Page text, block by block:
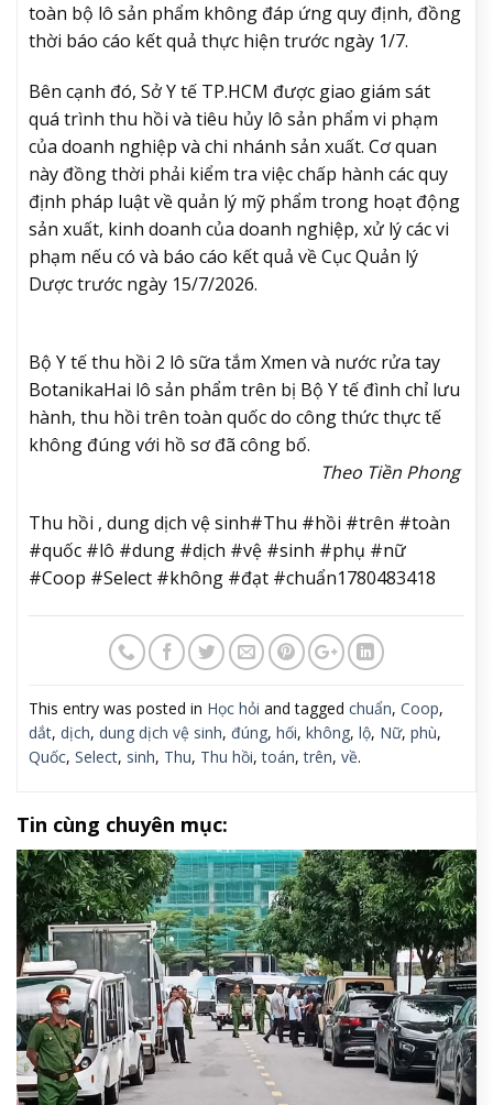
toàn bộ lô sản phẩm không đáp ứng quy định, đồng
thời báo cáo kết quả thực hiện trước ngày 1/7.
Bên cạnh đó, Sở Y tế TP.HCM được giao giám sát
quá trình thu hồi và tiêu hủy lô sản phẩm vi phạm
của doanh nghiệp và chi nhánh sản xuất. Cơ quan
này đồng thời phải kiểm tra việc chấp hành các quy
định pháp luật về quản lý mỹ phẩm trong hoạt động
sản xuất, kinh doanh của doanh nghiệp, xử lý các vi
phạm nếu có và báo cáo kết quả về Cục Quản lý
Dược trước ngày 15/7/2026.
Bộ Y tế thu hồi 2 lô sữa tắm Xmen và nước rửa tay
BotanikaHai lô sản phẩm trên bị Bộ Y tế đình chỉ lưu
hành, thu hồi trên toàn quốc do công thức thực tế
không đúng với hồ sơ đã công bố.
Theo Tiền Phong
Thu hồi , dung dịch vệ sinh#Thu #hồi #trên #toàn
#quốc #lô #dung #dịch #vệ #sinh #phụ #nữ
#Coop #Select #không #đạt #chuẩn1780483418
This entry was posted in Học hỏi and tagged chuẩn, Coop,
dắt, dịch, dung dịch vệ sinh, đúng, hối, không, lộ, Nữ, phù,
Quốc, Select, sinh, Thu, Thu hồi,toán,trên, về.
Tin cùng chuyên mục: